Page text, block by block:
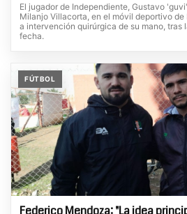
El jugador de Independiente, Gustavo
Milanjo Villacorta, en el móvil deportivo de
a intervención quirúrgica de su mano, tras
fecha.
FÚTBOL
Federico Mendoza: "La idea